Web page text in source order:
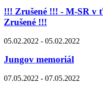
!!! Zrušené !!! - M-SR v
Zrušené !!!
05.02.2022 - 05.02.2022
Jungov memoriál
07.05.2022 - 07.05.2022